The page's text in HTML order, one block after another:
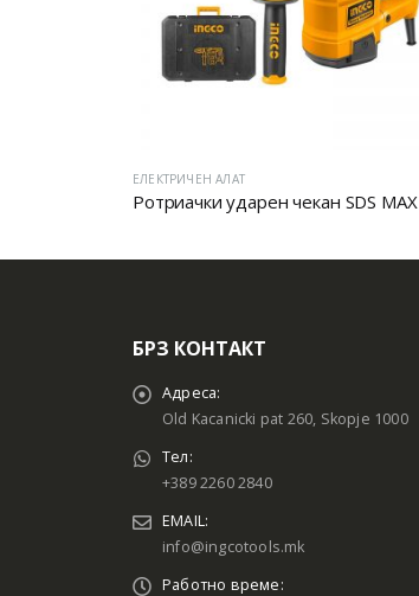
ЕЛЕКТРИЧЕН АЛАТ
Ротриачки ударен чекан SDS MAX
БРЗ КОНТАКТ
Адреса:
Old Kacanicki pat 260, Skopje 1000
Тел:
+389 2260 2840
EMAIL:
info@ingcotools.mk
Работно време: